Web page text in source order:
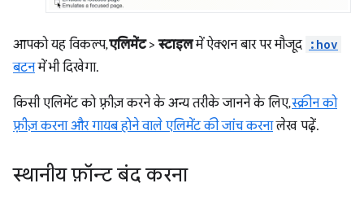
आपको यह विकल्प,एलिमेंट>स्टाइलमें ऐक्शन बार पर मौजूद :hov
बटनमें भी दिखेगा.
किसी एलिमेंट को फ़्रीज़ करने के अन्य तरीके जानने के लिए,स्क्रीन को
फ़्रीज़ करना और गायब होने वाले एलिमेंट की जांच करनालेख पढ़ें.
स्थानीय फ़ॉन्ट बंद करना